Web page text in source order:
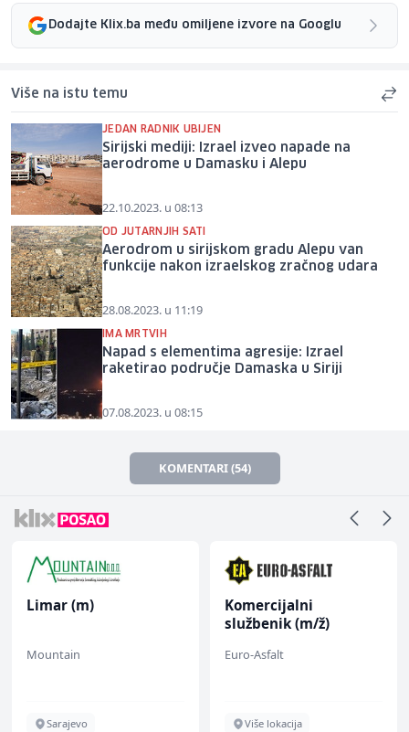
Dodajte Klix.ba među omiljene izvore na Googlu
Više na istu temu
JEDAN RADNIK UBIJEN
Sirijski mediji: Izrael izveo napade na
aerodrome u Damasku i Alepu
22.10.2023. u 08:13
OD JUTARNJIH SATI
Aerodrom u sirijskom gradu Alepu van
funkcije nakon izraelskog zračnog udara
28.08.2023. u 11:19
IMA MRTVIH
Napad s elementima agresije: Izrael
raketirao područje Damaska u Siriji
07.08.2023. u 08:15
KOMENTARI (54)
Limar (m)
Mountain
Sarajevo
Komercijalni
službenik (m/ž)
Euro-Asfalt
Više lokacija